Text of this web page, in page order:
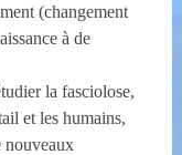
(changement
à de
la fasciolose,
et les humains,
nouveaux